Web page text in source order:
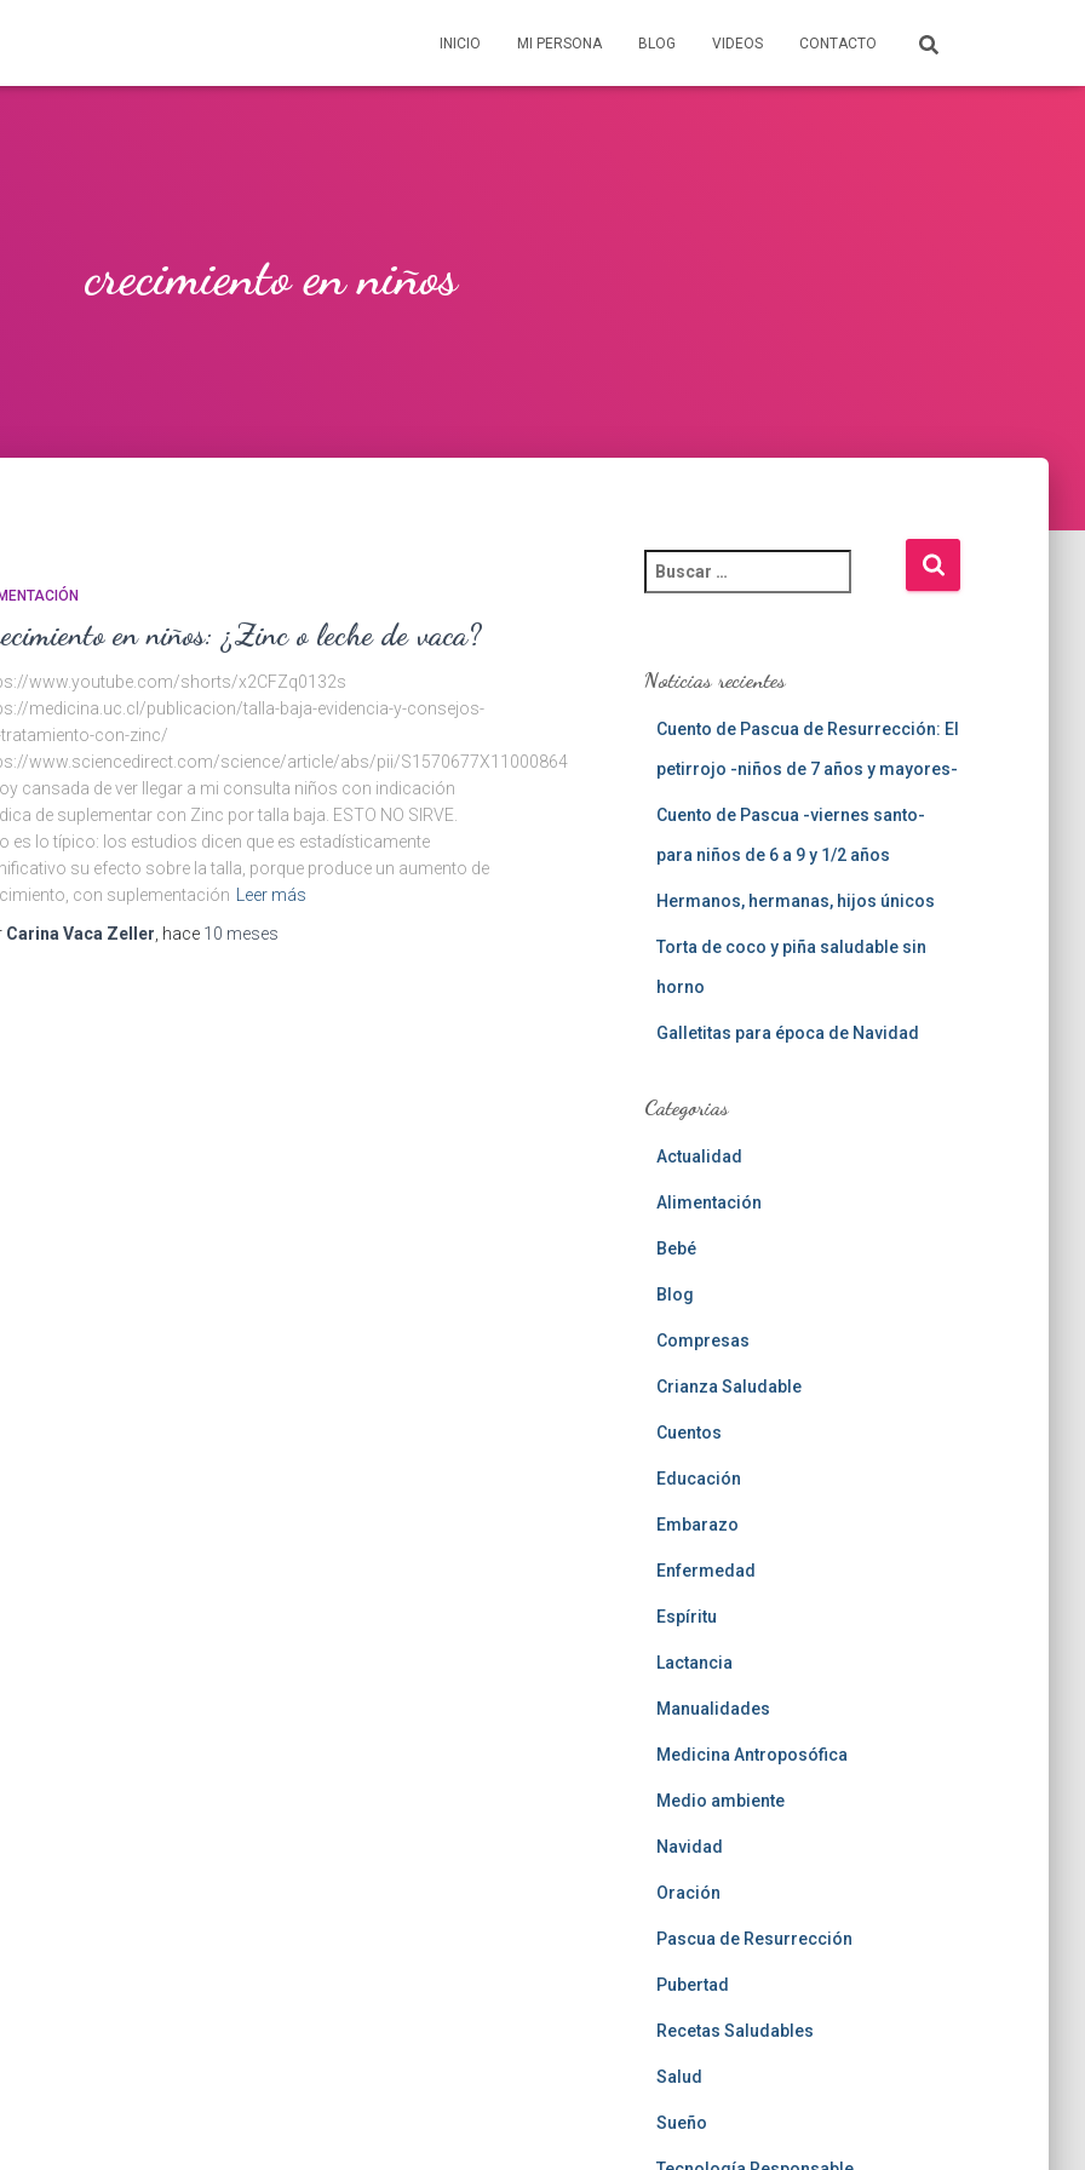
INICIO MI PERSONA BLOG VIDEOS CONTACTO
crecimiento en niños
en niños: ¿Zinc o leche de vaca?
www.youtube.com/shorts/x2CFZq0132s
medicina.uc.cl/publicacion/talla-baja-evidencia-y-consejos-
tratamiento-con-zinc/
www.sciencedirect.com/science/article/abs/pii/S1570677X11000864
cansada de ver llegar a mi consulta niños con indicación
de suplementar con Zinc por talla baja. ESTO NO SIRVE.
es lo típico: los estudios dicen que es estadísticamente
su efecto sobre la talla, porque produce un aumento de
con suplementación
Leer más
Carina Vaca Zeller , hace 10 meses
u
a
Noticias recientes
Cuento de Pascua de Resurrección: El
petirrojo -niños de 7 años y mayores-
Cuento de Pascua -viernes santo-
para niños de 6 a 9 y 1/2 años
Hermanos, hermanas, hijos únicos
Torta de coco y piña saludable sin
horno
Galletitas para época de Navidad
Categorias
Actualidad
Alimentación
Bebé
Blog
Compresas
Crianza Saludable
Cuentos
Educación
Embarazo
Enfermedad
Espíritu
Lactancia
Manualidades
Medicina Antroposófica
Medio ambiente
Navidad
Oración
Pascua de Resurrección
Pubertad
Recetas Saludables
Salud
Sueño